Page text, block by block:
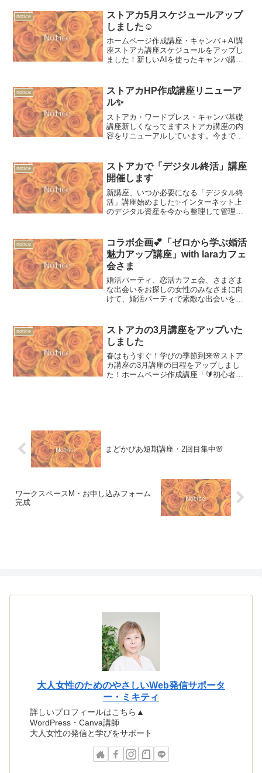
代、30代の女性のみなさまに向けて魅力
アップをサポートします。
notice
ストアカ5月スケジュールアップ
しました☺
ホームページ作成講座・キャンバ＋AI講
座ストアカ講座スケジュールをアップし
ました！新しいAIを使ったキャンバ講座
引となります。GW特別割引URLストアカ
からでも直接...
notice
ストアカHP作成講座リニューア
ル✨
ストアカ・ワードプレス・キャンバ基礎
講座新しくなってますストアカ講座の内
容をリニューアルしています。今まで通
ームページ作成準備シート」を差し上げ
ています📦公式ラインから...
notice
ストアカで「デジタル終活」講座
開催します
新講座、いつか必要になる「デジタル終
活」講座始めました✨インターネット上
のデジタル資産を今から整理して管理す
た。50代以上の方に知っていただければ
お役に立つ内容になりま...
notice
コラボ企画💕「ゼロから学ぶ婚活
魅力アップ講座」with laraカフェ
会さま
婚活パーティ、恋活カフェ会、さまざま
な出会いをお探しの女性のみなさまに向
けて、婚活パーティで素敵な出会いをゲ
代、30代の女性のみなさまに向けて魅力
アップをサポートします。
notice
ストアカの3月講座をアップいた
しました
春はもうすぐ！学びの季節到来🌸ストア
カ講座の3月講座の日程をアップしまし
た！ホームページ作成講座「🔰初心者歓
まどかぴあ短期講座・2回目集中🌸
ワークスペースM・お申し込みフォーム
完成
大人女性のためのやさしいWeb発信サポータ
ー・ミキティ
詳しいプロフィールはこちら▲
WordPress・Canva講師
大人女性の発信と学びをサポート